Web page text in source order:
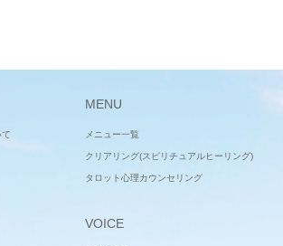
MENU
メニュー一覧
クリアリング(スピリチュアルヒーリング)
タロット心理カウンセリング
VOICE